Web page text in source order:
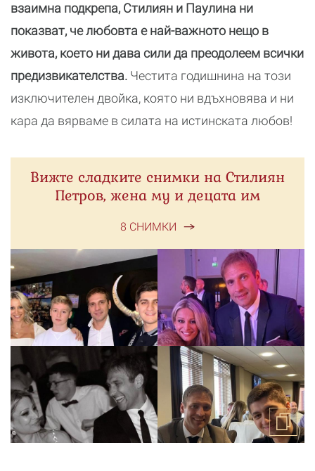
взаимна подкрепа, Стилиян и Паулина ни
показват, че любовта е най-важното нещо в
живота, което ни дава сили да преодолеем всички
предизвикателства. Честита годишнина на този
изключителен двойка, която ни вдъхновява и ни
кара да вярваме в силата на истинската любов!
Вижте сладките снимки на Стилиян
Петров, жена му и децата им
8 СНИМКИ